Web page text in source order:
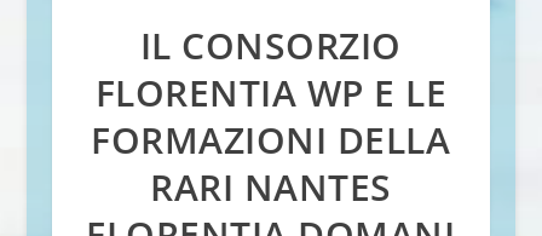
IL CONSORZIO
FLORENTIA WP E LE
FORMAZIONI DELLA
RARI NANTES